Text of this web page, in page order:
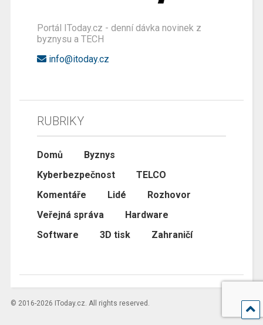
Portál IToday.cz - denní dávka novinek z
byznysu a TECH
info@itoday.cz
RUBRIKY
Domů
Byznys
Kyberbezpečnost
TELCO
Komentáře
Lidé
Rozhovor
Veřejná správa
Hardware
Software
3D tisk Zahraničí
© 2016-2026 IToday.cz. All rights reserved.